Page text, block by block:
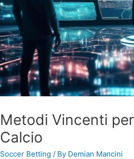
Metodi Vincenti
Calcio
Soccer Betting / By Demian Mancini